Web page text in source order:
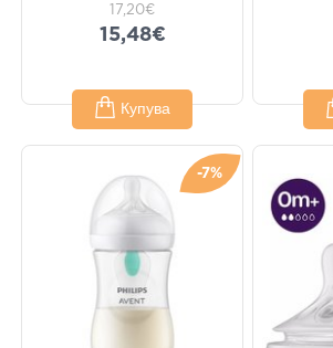
17,20€
15,48€
Купува
-7%